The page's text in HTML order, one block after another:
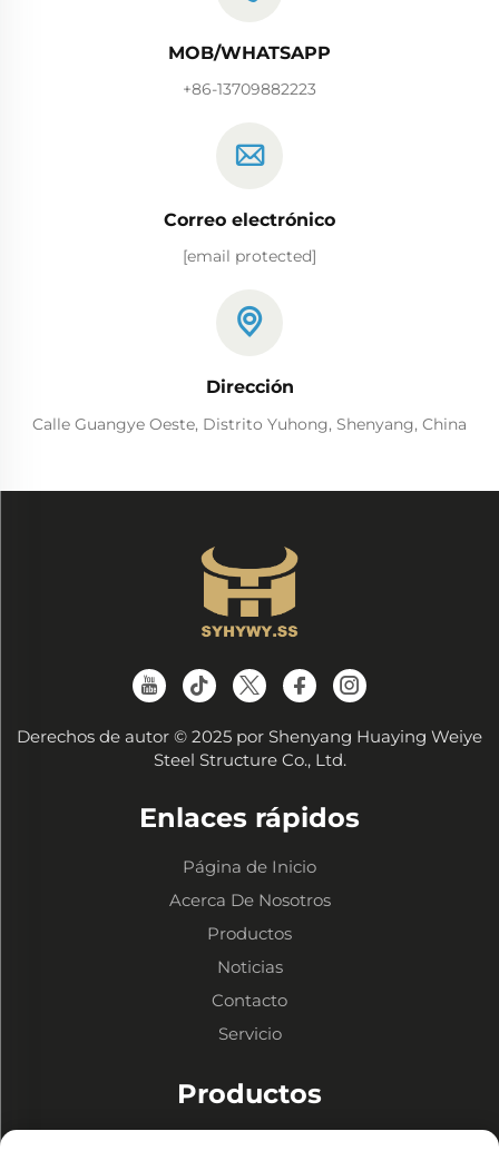
MOB/WHATSAPP
+86-13709882223
Correo electrónico
[email protected]
Dirección
Calle Guangye Oeste, Distrito Yuhong, Shenyang, China
Derechos de autor © 2025 por Shenyang Huaying Weiye
Steel Structure Co., Ltd.
Enlaces rápidos
Página de Inicio
Acerca De Nosotros
Productos
Noticias
Contacto
Servicio
Productos